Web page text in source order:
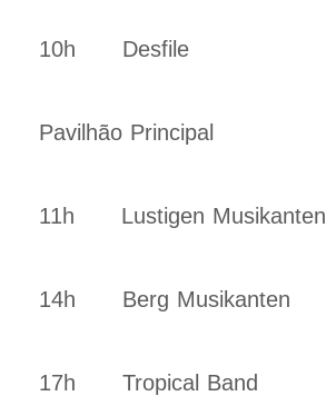
10h Desfile
Pavilhão Principal
11h Lustigen Musikanten
14h Berg Musikanten
17h Tropical Band